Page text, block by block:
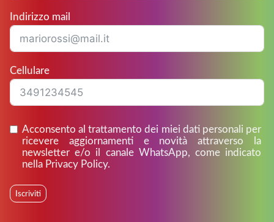
Indirizzo mail
Cellulare
Acconsento al trattamento dei miei dati personali per
ricevere aggiornamenti e novità attraverso la
newsletter e/o il canale WhatsApp, come indicato
nella Privacy Policy.
Iscriviti